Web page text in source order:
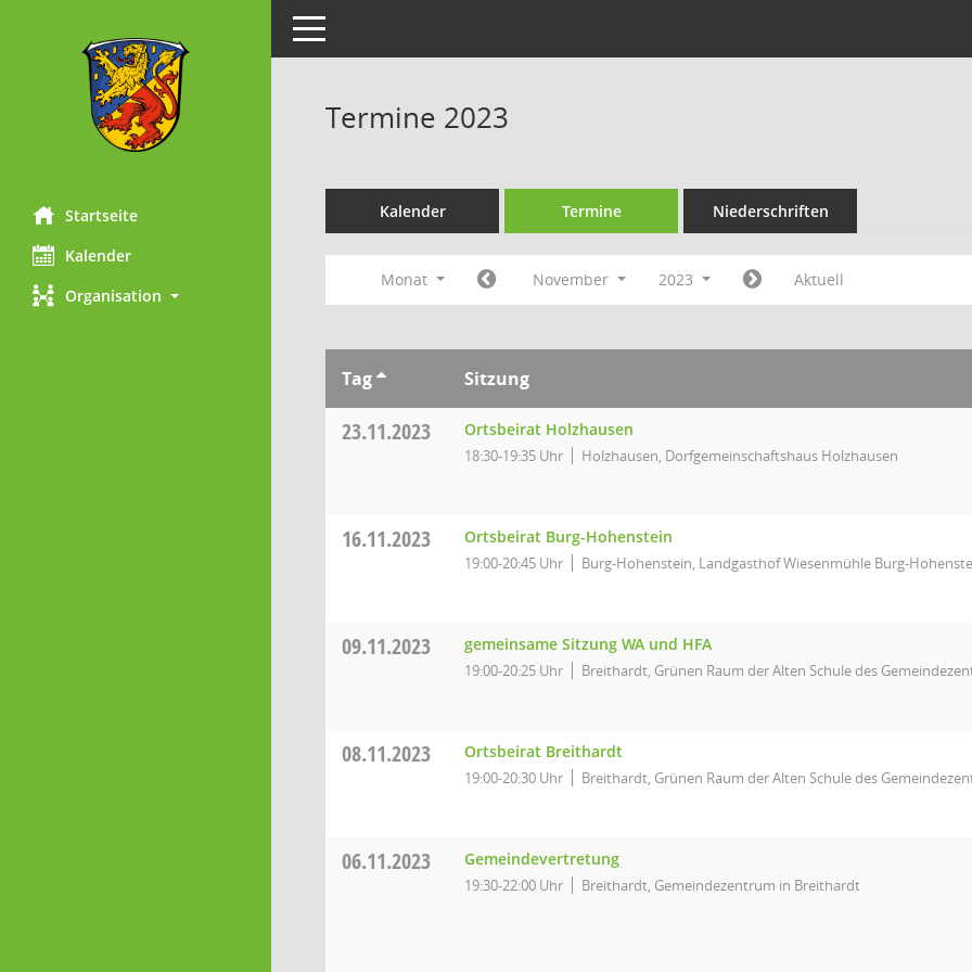
Startseite
Kalender
Organisation
Toggle navigation
Termine 2023
Kalender Termine Niederschriften
Monat November 2023 Aktuell
Tag Sitzung
23.11.2023 Ortsbeirat Holzhausen
18:30-19:35 Uhr Holzhausen, Dorfgemeinschaftshaus Holzhausen
16.11.2023 Ortsbeirat Burg-Hohenstein
19:00-20:45 Uhr Burg-Hohenstein, Landgasthof Wiesenmühle Burg-
09.11.2023 gemeinsame Sitzung WA und HFA
19:00-20:25 Uhr Breithardt, Grünen Raum der Alten Schule des
08.11.2023 Ortsbeirat Breithardt
19:00-20:30 Uhr Breithardt, Grünen Raum der Alten Schule des
06.11.2023 Gemeindevertretung
19:30-22:00 Uhr Breithardt, Gemeindezentrum in Breithardt